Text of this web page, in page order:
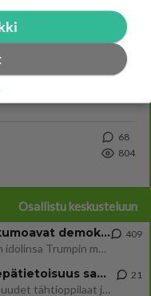
828
75
68
804
Osallistu keskusteluun
Jos SDP ei voita reilusti, persut kumoavat demokratian Suomesta
Näin tekisi ainakin Rydman seuratessaan idolinsa Trumpin mallia https://www.is.fi/politiikka/art-2000012187244.html
409
Uuden TTK-juontajan ympärillä epätietoisuus sakenee - Nyt MTV hämmentää soppaa
TTK tulee taas tänä syksynä. Ohjelman uudet tähtioppilaat julkistetaan torstaina 6. elokuuta klo 14 alkavassa lehdistö
21